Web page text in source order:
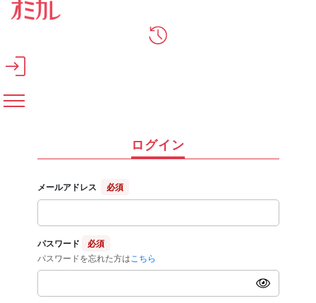
メインコンテンツへスキップ
ログイン
メールアドレス 必須
パスワード
必須
パスワードを忘れた方は こちら